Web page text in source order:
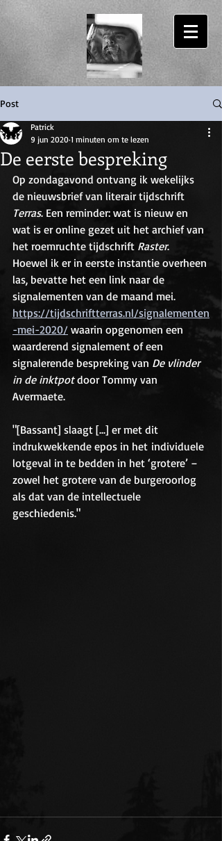
Post
De eerste bespreking
Patrick
9 jun 2020 1 minuten om te lezen
Op zondagavond ontvang ik wekelijks
de nieuwsbrief van literair tijdschrift
Terras. Een reminder: wat is nieuw en
wat is er online gezet uit het archief van
het roemruchte tijdschrift Raster.
Hoewel ik er in eerste instantie overheen
las, bevatte het een link naar de
signalementen van de maand mei.
https://tijdschriftterras.nl/signalementen
-mei-2020/ waarin opgenomen een
waarderend signalement of een
signalerende bespreking van De vlinder
in de inktpot door Tommy van
Avermaete.
"[Bassant] slaagt [...] er met dit
indrukwekkende epos in het individuele
lotgeval in te bedden in het ‘grotere’ –
zowel het grotere van de burgeroorlog
als dat van de intellectuele
geschiedenis."